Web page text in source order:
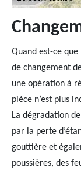
Quand est-ce
de changement
une opération à
pièce n’est plus
La dégradation
par la perte
gouttière et
poussières, des